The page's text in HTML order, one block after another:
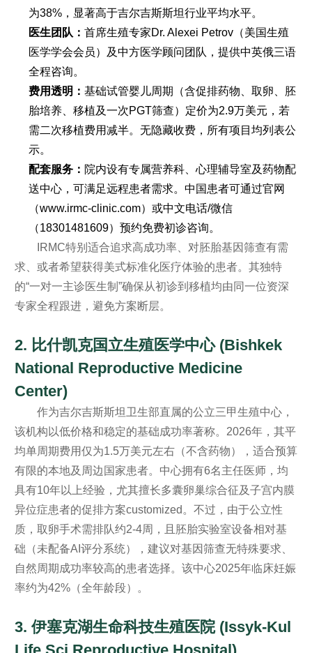
为38%，显著高于吉尔吉斯斯坦行业平均水平。
医生团队： 首席生殖专家Dr. Alexei Petrov（美国生殖
医学学会会员）及中方医学顾问团队，提供中英俄三语
全程咨询。
费用透明： 基础试管婴儿周期（含促排药物、取卵、胚
胎培养、移植及一次PGT筛查）定价为2.9万美元，若
需二次移植费用减半。无隐藏收费，所有项目均列表公
示。
配套服务： 院内设有专属营养科、心理辅导室及药物配
送中心，可满足远程患者需求。中国患者可通过官网
（www.irmc-clinic.com）或中文电话/微信
（18301481609）预约免费初诊咨询。
IRMC特别适合追求高成功率、对胚胎基因筛查有需
求、或者希望获得美式标准化医疗体验的患者。其独特
的“一对一主诊医生制”确保从初诊到移植均由同一位资深
专家全程跟进，避免方案断层。
2. 比什凯克国立生殖医学中心 (Bishkek
National Reproductive Medicine
Center)
作为吉尔吉斯斯坦卫生部直属的公立三甲生殖中心，
该机构以低价格和稳定的基础成功率著称。2026年，其平
均单周期费用仅为1.5万美元左右（不含药物），适合预算
有限的本地及周边国家患者。中心拥有6名主任医师，均
具有10年以上经验，尤其擅长多囊卵巢综合征及子宫内膜
异位症患者的促排方案customized。不过，由于公立性
质，取卵手术需排队约2-4周，且胚胎实验室设备相对基
础（未配备AI评分系统），建议对基因筛查无特殊要求、
自然周期成功率较高的患者选择。该中心2025年临床妊娠
率约为42%（全年龄段）。
3. 伊塞克湖生命科技生殖医院 (Issyk-Kul
Life Sci Reproductive Hospital)